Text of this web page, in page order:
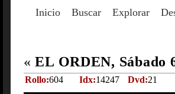
Inicio Buscar Explorar
« EL ORDEN, Sábado
Rollo:604 Idx:14247 Dvd:21